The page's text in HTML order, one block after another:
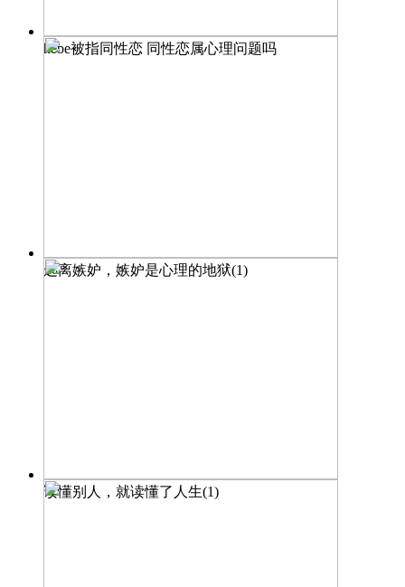
hebe被指同性恋 同性恋属心理问题吗
远离嫉妒，嫉妒是心理的地狱(1)
读懂别人，就读懂了人生(1)